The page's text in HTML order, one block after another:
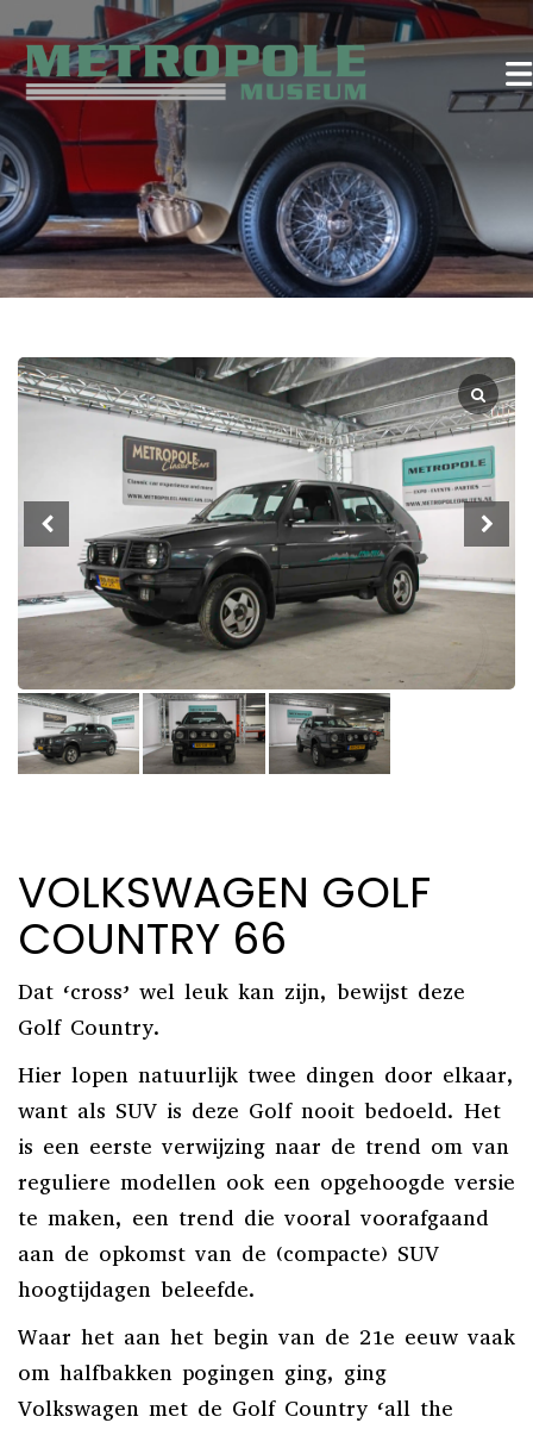
VOLKSWAGEN GOLF
COUNTRY 66
Dat ‘cross’ wel leuk kan zijn, bewijst deze
Golf Country.
Hier lopen natuurlijk twee dingen door elkaar,
want als SUV is deze Golf nooit bedoeld. Het
is een eerste verwijzing naar de trend om van
reguliere modellen ook een opgehoogde versie
te maken, een trend die vooral voorafgaand
aan de opkomst van de (compacte) SUV
hoogtijdagen beleefde.
Waar het aan het begin van de 21e eeuw vaak
om halfbakken pogingen ging, ging
Volkswagen met de Golf Country ‘all the